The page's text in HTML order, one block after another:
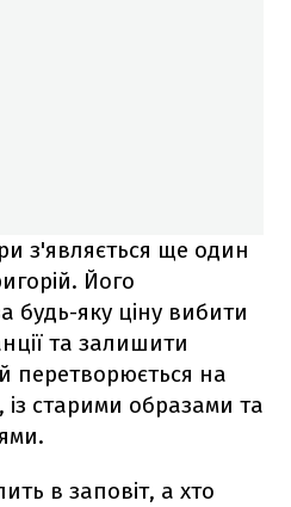
з'являється ще один
Його
будь-яку ціну вибити
та залишити
перетворюється на
старими образами та
в заповіт, а хто